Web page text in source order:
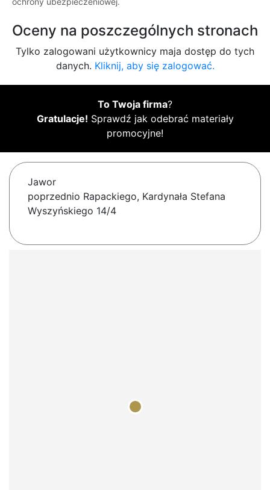
Oceny na poszczególnych stronach
Tylko zalogowani użytkownicy maja dostęp do tych
danych. Kliknij, aby się zalogować.
To Twoja firma?
Gratulacje! Sprawdź jak odebrać materiały
promocyjne!
Jawor
poprzednio Rapackiego, Kardynała Stefana
Wyszyńskiego 14/4